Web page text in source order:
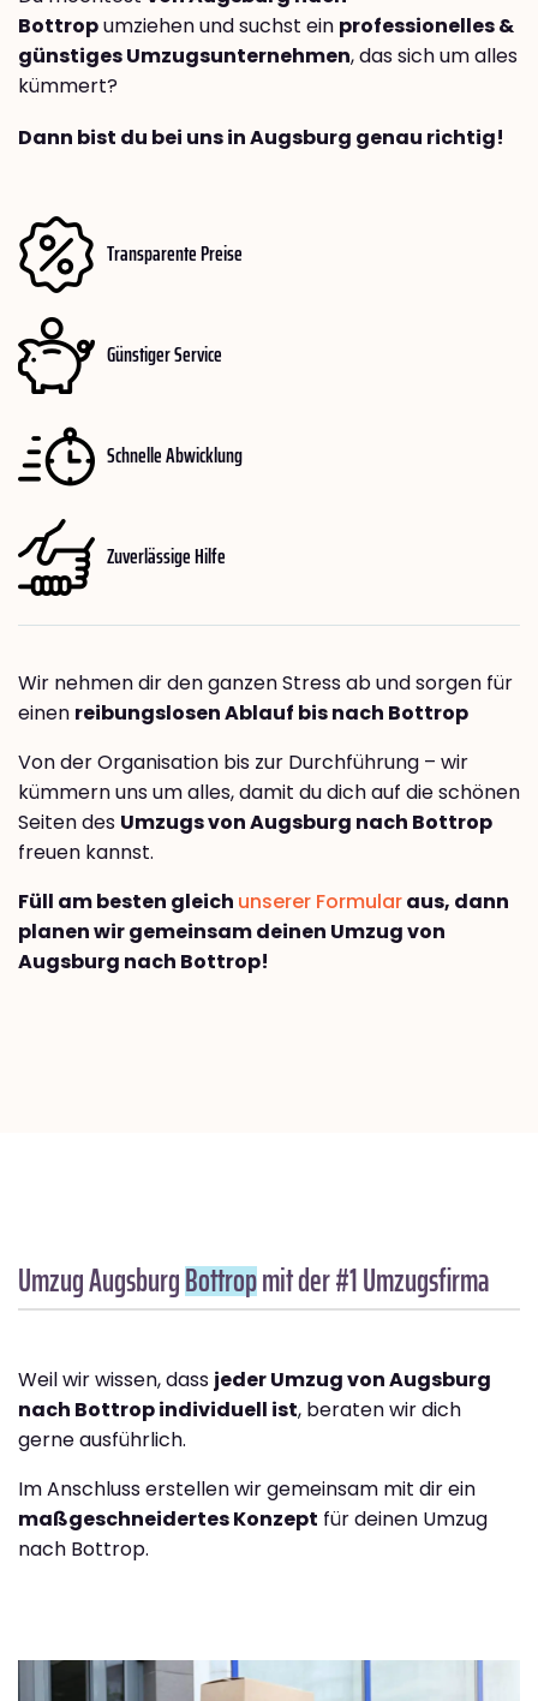
Bottropumziehen und suchst ein professionelles &
günstiges Umzugsunternehmen, das sich um alles
kümmert?
Dann bist du bei uns in Augsburg genau richtig!
Transparente Preise
Günstiger Service
Schnelle Abwicklung
Zuverlässige Hilfe
Wir nehmen dir den ganzen Stress ab und sorgen für
einen reibungslosen Ablauf bis nach Bottrop
Von der Organisation bis zur Durchführung – wir
kümmern uns um alles, damit du dich auf die schönen
Seiten des Umzugs von Augsburg nach Bottrop
freuen kannst.
Füll am besten gleich unserer Formularaus, dann
planen wir gemeinsam deinen Umzug von
Augsburg nach Bottrop!
Umzug AugsburgBottropmit der #1 Umzugsfirma
Weil wir wissen, dass jeder Umzug von Augsburg
nach Bottrop individuell ist, beraten wir dich
gerne ausführlich.
Im Anschluss erstellen wir gemeinsam mit dir ein
maßgeschneidertes Konzept für deinen Umzug
nach Bottrop.